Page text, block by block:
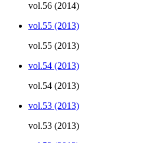
vol.56 (2014)
vol.55 (2013)
vol.55 (2013)
vol.54 (2013)
vol.54 (2013)
vol.53 (2013)
vol.53 (2013)